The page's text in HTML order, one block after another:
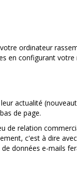
ordinateur
en configurant
actualité
de page.
de relation
c'est à dire
données e-mails